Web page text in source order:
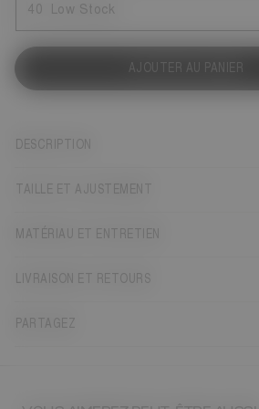
40 Low Stock
AJOUTER AU PANIER
DESCRIPTION
TAILLE ET AJUSTEMENT
MATÉRIAU ET ENTRETIEN
LIVRAISON ET RETOURS
PARTAGEZ